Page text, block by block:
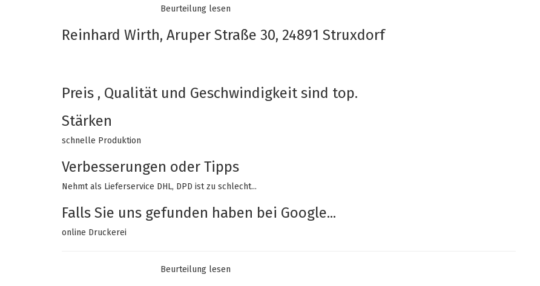
Beurteilung lesen
Reinhard Wirth, Aruper Straße 30, 24891 Struxdorf
Preis , Qualität und Geschwindigkeit sind top.
Stärken
schnelle Produktion
Verbesserungen oder Tipps
Nehmt als Lieferservice DHL, DPD ist zu schlecht...
Falls Sie uns gefunden haben bei Google...
online Druckerei
Beurteilung lesen